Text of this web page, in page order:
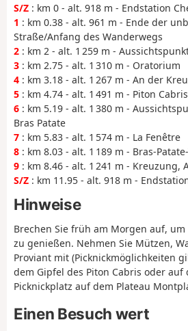
S/Z : km 0 - alt. 918 m - Endstation
1 : km 0.38 - alt. 961 m - Ende der
Straße/Anfang des Wanderwegs
2 : km 2 - alt. 1 259 m -
3 : km 2.75 - alt. 1 310 m - Oratorium
4 : km 3.18 - alt. 1 267 m - An der
5 : km 4.74 - alt. 1 491 m - Piton
6 : km 5.19 - alt. 1 380 m -
Bras Patate
7 : km 5.83 - alt. 1 574 m - La Fenêtre
8 : km 8.03 - alt. 1 189 m - Bras-
9 : km 8.46 - alt. 1 241 m - Kreuzung,
S/Z : km 11.95 - alt. 918 m -
Hinweise
Brechen Sie früh am Morgen auf,
zu genießen. Nehmen Sie Mützen,
Proviant mit (Picknickmöglichkeiten
dem Gipfel des Piton Cabris oder auf
Picknickplatz auf dem Plateau
Einen Besuch wert